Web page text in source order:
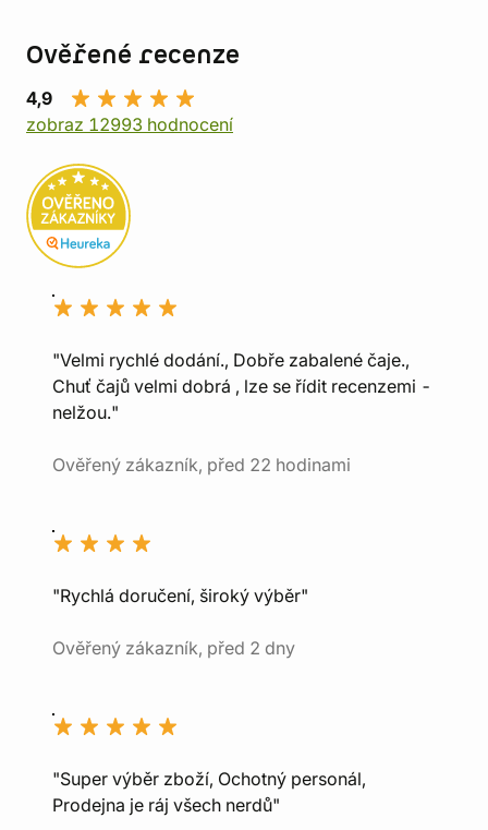
Ověřené recenze
4,9
zobraz 12993 hodnocení
"Velmi rychlé dodání., Dobře zabalené čaje.,
Chuť čajů velmi dobrá , lze se řídit recenzemi -
nelžou."
Ověřený zákazník, před 22 hodinami
"Rychlá doručení, široký výběr"
Ověřený zákazník, před 2 dny
"Super výběr zboží, Ochotný personál,
Prodejna je ráj všech nerdů"